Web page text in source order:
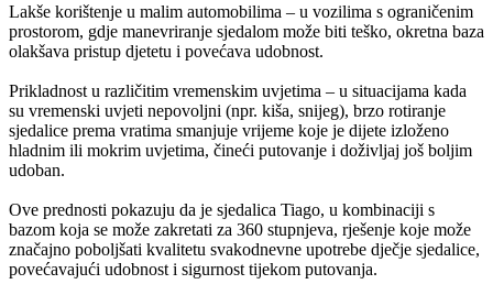
Lakše korištenje u malim automobilima – u vozilima s ograničenim
prostorom, gdje manevriranje sjedalom može biti teško, okretna baza
olakšava pristup djetetu i povećava udobnost.
Prikladnost u različitim vremenskim uvjetima – u situacijama kada
su vremenski uvjeti nepovoljni (npr. kiša, snijeg), brzo rotiranje
sjedalice prema vratima smanjuje vrijeme koje je dijete izloženo
hladnim ili mokrim uvjetima, čineći putovanje i doživljaj još boljim
udoban.
Ove prednosti pokazuju da je sjedalica Tiago, u kombinaciji s
bazom koja se može zakretati za 360 stupnjeva, rješenje koje može
značajno poboljšati kvalitetu svakodnevne upotrebe dječje sjedalice,
povećavajući udobnost i sigurnost tijekom putovanja.